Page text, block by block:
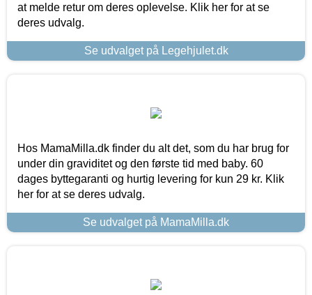
at melde retur om deres oplevelse. Klik her for at se
deres udvalg.
Se udvalget på Legehjulet.dk
Hos MamaMilla.dk finder du alt det, som du har brug for
under din graviditet og den første tid med baby. 60
dages byttegaranti og hurtig levering for kun 29 kr. Klik
her for at se deres udvalg.
Se udvalget på MamaMilla.dk